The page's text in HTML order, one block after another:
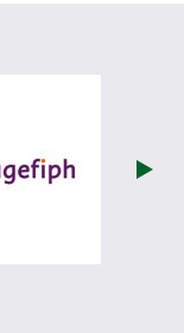
Ministère du travail
visiter les